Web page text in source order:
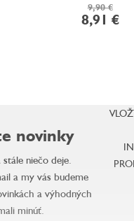
9,90 €
8,91 €
d
c
i
e
p
novinky
niečo deje.
a my vás budeme
a výhodných
minúť.